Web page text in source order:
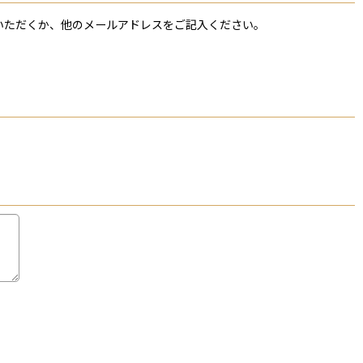
だくか、他のメールアドレスをご記入ください。